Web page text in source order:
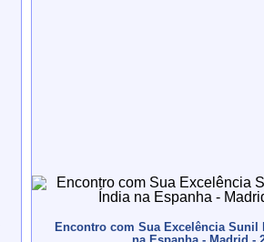
Encontro com Sua Excelência